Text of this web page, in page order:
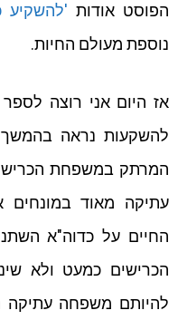
הפוסט אודות 'להשקיע
נוספת מעולם החיות.
אז היום אני רוצה
להשקעות נראה
המרתק במשפחת
עתיקה מאוד במונחים
החיים על כדוה"א
הכרישים כמעט ולא
להיותם משפחה עתיקה